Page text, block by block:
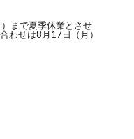
まで夏季休業とさせ
わせは8月17日（月）